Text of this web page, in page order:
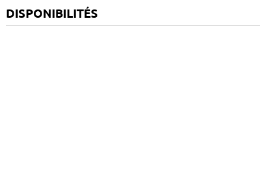
DISPONIBILITÉS